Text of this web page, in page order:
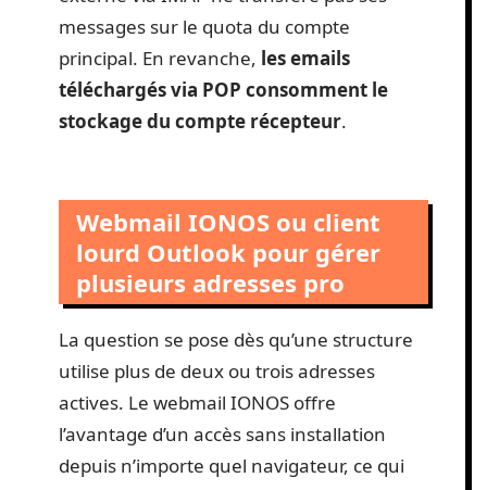
messages sur le quota du compte
principal. En revanche, les emails
téléchargés via POP consomment le
stockage du compte récepteur.
Webmail IONOS ou client
lourd Outlook pour gérer
plusieurs adresses pro
La question se pose dès qu’une structure
utilise plus de deux ou trois adresses
actives. Le webmail IONOS offre
l’avantage d’un accès sans installation
depuis n’importe quel navigateur, ce qui